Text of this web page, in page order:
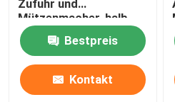
Kissenfüllmaschine
Zufuhr und
Mützenmacher, halb
Selbstfüllmaschine
Bestpreis
Kontakt